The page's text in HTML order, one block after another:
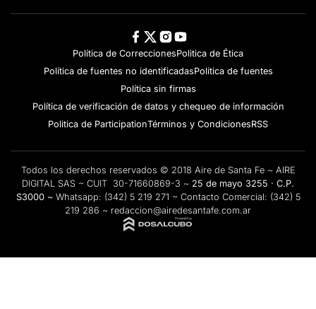
Política de CorreccionesPolitica de Ética
Política de fuentes no identificadasPolítica de fuentes
Política sin firmas
Política de verificación de datos y chequeo de información
Politica de ParticipationTérminos y CondicionesRSS
Todos los derechos reservados © 2018 Aire de Santa Fe ~ AIRE
DIGITAL SAS ~ CUIT 30-71660869-3 ~ 25 de mayo 3255 · C.P.
S3000 ~ Whatsapp: (342) 5 219 271 ~ Contacto Comercial: (342) 5
219 286 ~ redaccion@airedesantafe.com.ar